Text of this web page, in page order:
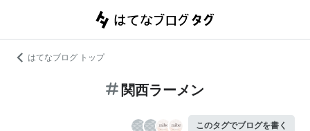
はてなブログ トップ
関西ラーメン
このタグでブログを書く